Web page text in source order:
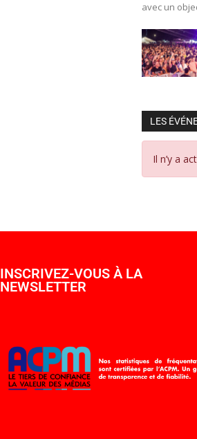
avec un
LES
Il n’y a
INSCRIVEZ-VOUS À LA
NEWSLETTER